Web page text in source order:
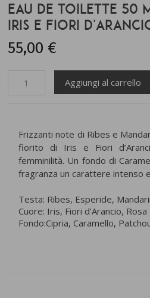
EAU DE TOILETTE 50
IRIS E FIORI
55,00 €
Frizzanti note di Ribes e
fiorito di Iris e Fiori
femminilità. Un fondo di
fragranza un carattere intenso
Testa: Ribes, Esperide,
Cuore: Iris, Fiori d'Arancio, Rosa
Fondo:Cipria, Caramello,